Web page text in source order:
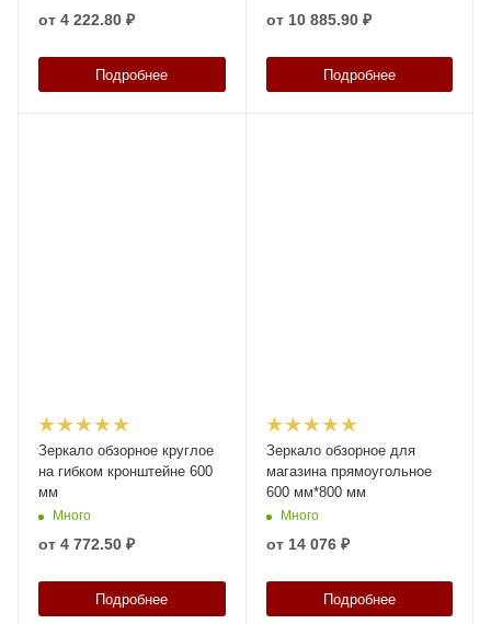
от 4 222.80 ₽
Подробнее
от 10 885.90 ₽
Подробнее
Зеркало обзорное круглое
на гибком кронштейне 600
мм
Много
от 4 772.50 ₽
Подробнее
Зеркало обзорное для
магазина прямоугольное
600 мм*800 мм
Много
от 14 076 ₽
Подробнее